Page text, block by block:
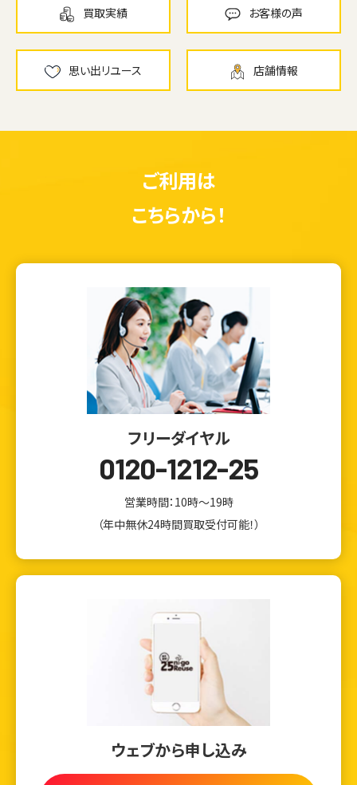
買取実績 お客様の声
思い出リユース 店舗情報
ご利用は
こちらから！
フリーダイヤル
0120-1212-25
営業時間：10時～19時
（年中無休24時間買取受付可能！）
ウェブから申し込み